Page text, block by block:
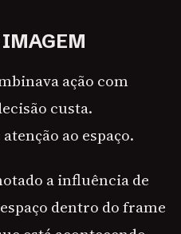
ação com
custa.
ao espaço.
a influência de
dentro do frame